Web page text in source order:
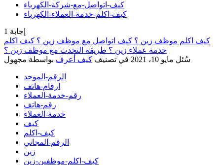
كيف-اتواصل-مع-شركة-الكهرباء
كيف-اكلم-خدمة-العملاء-الكهرباء
1 إجابة
كيف اكلم موظف زين ؟ كيف اتواصل مع موظف زين ؟ كيف اكلم
خدمة عملاء زين ؟ طريقة التحدث مع موظف زين ؟
سُئل مايو 10، 2021 في تصنيف كيف أعرف بواسطة مجهول
الرقم-الموحد
ارقام-هاتف
رقم-خدمة-العملاء
رقم-هاتف
خدمة-العملاء
كيف
كيف-اكلم
الرقم-المجاني
زين
كيف-اكلم-موظفين-زين